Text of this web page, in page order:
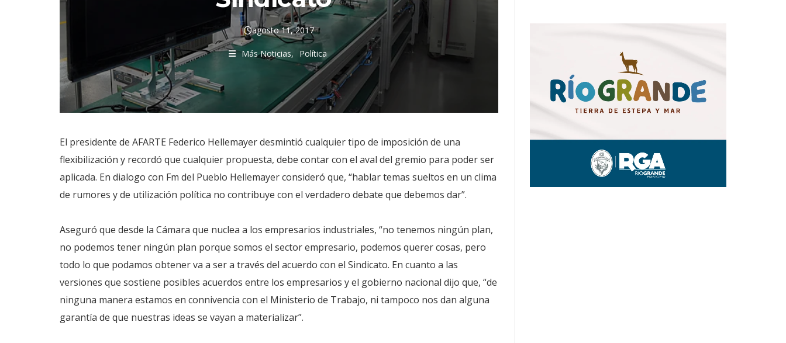
agosto 11, 2017
Más Noticias Política
El presidente de AFARTE Federico Hellemayer desmintió cualquier tipo de imposición de una
flexibilización y recordó que cualquier propuesta, debe contar con el aval del gremio para poder ser
aplicada. En dialogo con Fm del Pueblo Hellemayer consideró que, “hablar temas sueltos en un clima
de rumores y de utilización política no contribuye con el verdadero debate que debemos dar”.
Aseguró que desde la Cámara que nuclea a los empresarios industriales, “no tenemos ningún plan,
no podemos tener ningún plan porque somos el sector empresario, podemos querer cosas, pero
todo lo que podamos obtener va a ser a través del acuerdo con el Sindicato. En cuanto a las
versiones que sostiene posibles acuerdos entre los empresarios y el gobierno nacional dijo que, “de
ninguna manera estamos en connivencia con el Ministerio de Trabajo, ni tampoco nos dan alguna
garantía de que nuestras ideas se vayan a materializar”.